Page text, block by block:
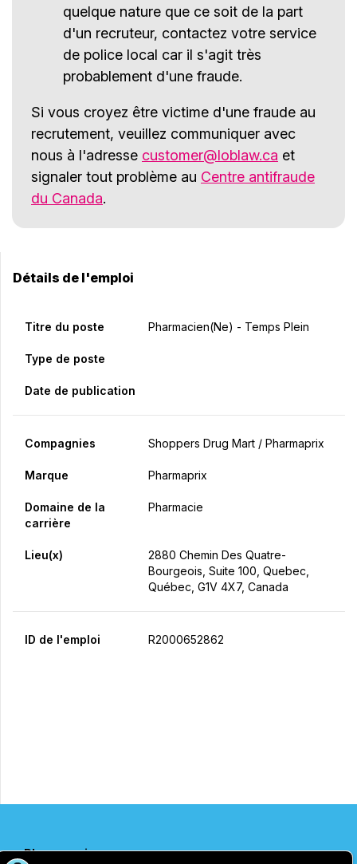
quelque nature que ce soit de la part
d'un recruteur, contactez votre service
de police local car il s'agit très
probablement d'une fraude.
Si vous croyez être victime d'une fraude au
recrutement, veuillez communiquer avec
nous à l'adresse customer@loblaw.ca et
signaler tout problème au Centre antifraude
du Canada.
Détails de l'emploi
Titre du poste Pharmacien(ne) - Temps Plein
Type de poste
Date de publication
Compagnies Shoppers Drug Mart / Pharmaprix
Marque Pharmaprix
Domaine de la
carrière
Pharmacie
Lieu(x)
2880 Chemin Des Quatre-
Bourgeois, Suite 100, Quebec,
Québec, G1V 4X7, Canada
ID de l'emploi R2000652862
Pharmaprix